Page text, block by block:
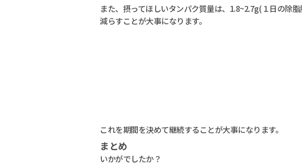
また、摂ってほしいタンパク質量は、1.8~2.7g(１日の除
減らすことが大事になります。
これを期間を決めて継続することが大事になります。
まとめ
いかがでしたか？